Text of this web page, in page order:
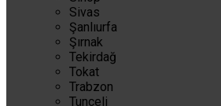
Sivas
Şanlıurfa
Şırnak
Tekirdağ
Tokat
Trabzon
Tunceli